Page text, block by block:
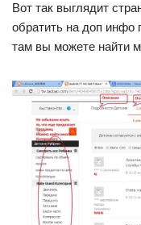
Вот так выглядит
обратить на доп инфо
там вы можете найти